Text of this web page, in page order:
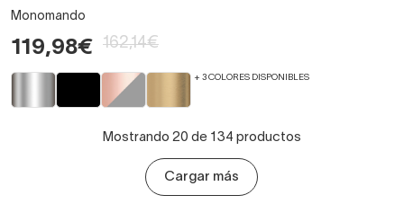
Monomando
119,98€ 162,14€
+ 3 COLORES DISPONIBLES
Mostrando 20 de 134 productos
Cargar más